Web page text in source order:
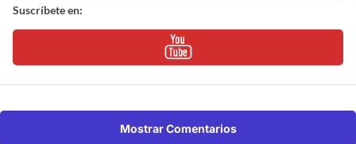
Suscríbete en:
Mostrar Comentarios